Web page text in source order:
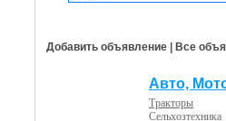
Добавить объявление | Все
Авто,
Тракторы
Сельхозтехника